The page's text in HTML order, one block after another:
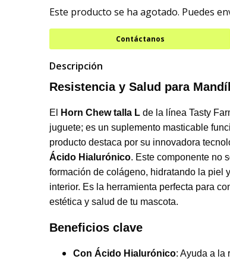
Este producto se ha agotado. Puedes
Contáctanos
Descripción
Resistencia y Salud para
El Horn Chew talla L de la línea Tasty
juguete; es un suplemento masticable
producto destaca por su innovadora
Ácido Hialurónico. Este componente no
formación de colágeno, hidratando la piel
interior. Es la herramienta perfecta para
estética y salud de tu mascota.
Beneficios clave
Con Ácido Hialurónico: Ayuda a la